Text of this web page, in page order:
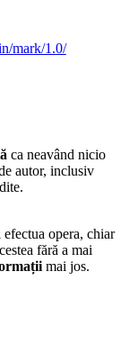
mark/1.0/
ca neavând nicio
autor, inclusiv
opera, chiar
fără a mai
mai jos.